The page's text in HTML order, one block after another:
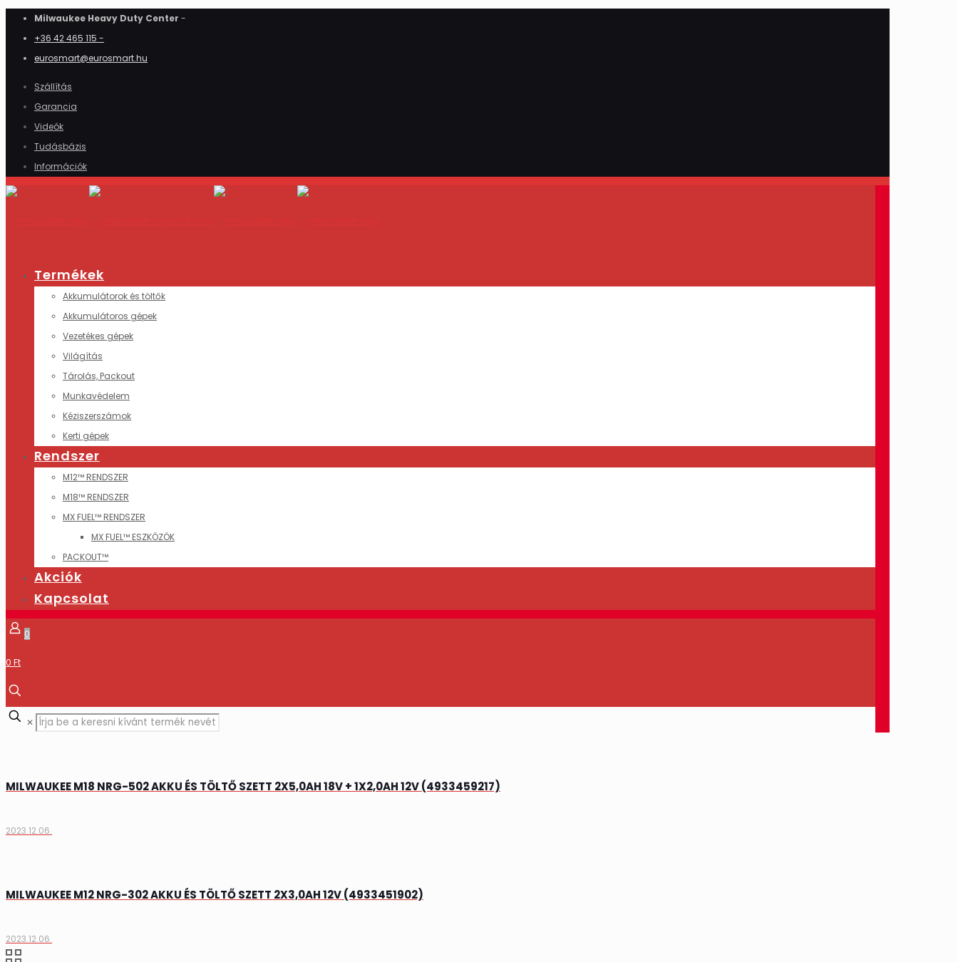
Milwaukee Heavy Duty Center -
+36 42 465 115 -
eurosmart@eurosmart.hu
Szállítás
Garancia
Videók
Tudásbázis
Információk
Termékek
Akkumulátorok és töltők
Akkumulátoros gépek
Vezetékes gépek
Világítás
Tárolás, Packout
Munkavédelem
Kéziszerszámok
Kerti gépek
Rendszer
M12™ RENDSZER
M18™ RENDSZER
MX FUEL™ RENDSZER
MX FUEL™ ESZKÖZÖK
PACKOUT™
Akciók
Kapcsolat
0
0 Ft
✕
MILWAUKEE M18 NRG-502 AKKU ÉS TÖLTŐ SZETT 2X5,0AH 18V + 1X2,0AH 12V (4933459217)
2023.12.06.
MILWAUKEE M12 NRG-302 AKKU ÉS TÖLTŐ SZETT 2X3,0AH 12V (4933451902)
2023.12.06.